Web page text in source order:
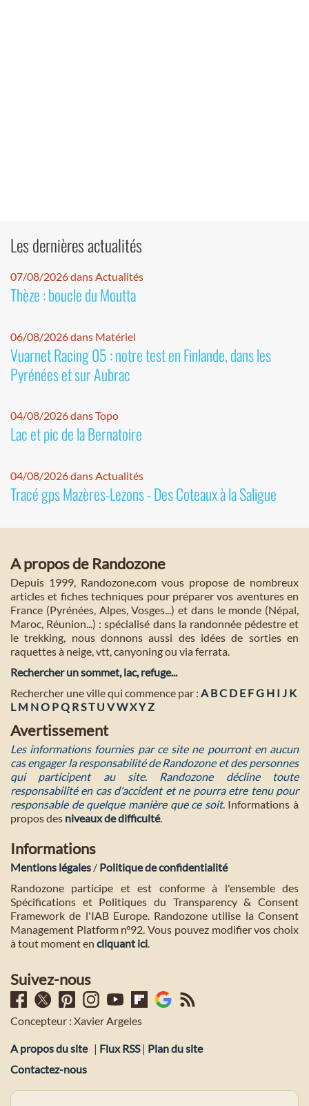
Les dernières actualités
07/08/2026 dans Actualités
Thèze : boucle du Moutta
06/08/2026 dans Matériel
Vuarnet Racing 05 : notre test en Finlande, dans les
Pyrénées et sur Aubrac
04/08/2026 dans Topo
Lac et pic de la Bernatoire
04/08/2026 dans Actualités
Tracé gps Mazères-Lezons - Des Coteaux à la Saligue
A propos de Randozone
Depuis 1999, Randozone.com vous propose de nombreux
articles et fiches techniques pour préparer vos aventures en
France (Pyrénées, Alpes, Vosges...) et dans le monde (Népal,
Maroc, Réunion...) : spécialisé dans la randonnée pédestre et
le trekking, nous donnons aussi des idées de sorties en
raquettes à neige, vtt, canyoning ou via ferrata.
Rechercher un sommet, lac, refuge...
Rechercher une ville qui commence par : A BC D E FG H I J K
L M NO PQ RST U VWXYZ
Avertissement
Les informations fournies par ce site ne pourront en aucun
cas engager la responsabilité de Randozone et des personnes
qui participent au site. Randozone décline toute
responsabilité en cas d'accident et ne pourra etre tenu pour
responsable de quelque manière que ce soit. Informations à
propos des niveaux de difficulté.
Informations
Mentions légales / Politique de confidentialité
Randozone participe et est conforme à l'ensemble des
Spécifications et Politiques du Transparency & Consent
Framework de l'IAB Europe. Randozone utilise la Consent
Management Platform n°92. Vous pouvez modifier vos choix
à tout moment en cliquant ici.
Suivez-nous
Concepteur : Xavier Argeles
A propos du site | Flux RSS| Plan du site
Contactez-nous